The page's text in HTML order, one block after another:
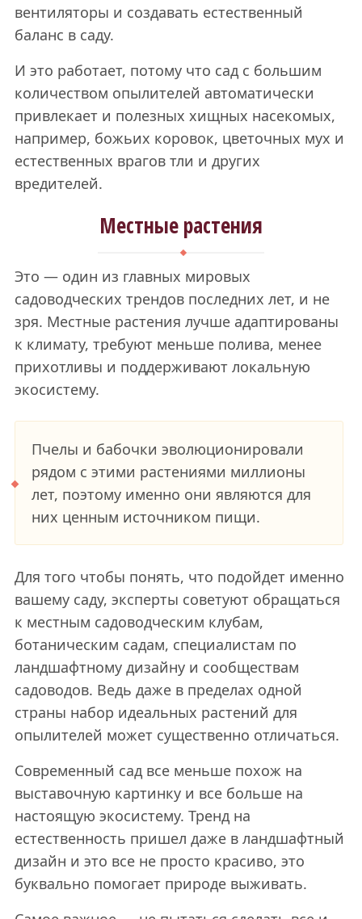
вентиляторы и создавать естественный
баланс в саду.
И это работает, потому что сад с большим
количеством опылителей автоматически
привлекает и полезных хищных насекомых,
например, божьих коровок, цветочных мух и
естественных врагов тли и других
вредителей.
Местные растения
Это — один из главных мировых
садоводческих трендов последних лет, и не
зря. Местные растения лучше адаптированы
к климату, требуют меньше полива, менее
прихотливы и поддерживают локальную
экосистему.
Пчелы и бабочки эволюционировали
рядом с этими растениями миллионы
лет, поэтому именно они являются для
них ценным источником пищи.
Для того чтобы понять, что подойдет именно
вашему саду, эксперты советуют обращаться
к местным садоводческим клубам,
ботаническим садам, специалистам по
ландшафтному дизайну и сообществам
садоводов. Ведь даже в пределах одной
страны набор идеальных растений для
опылителей может существенно отличаться.
Современный сад все меньше похож на
выставочную картинку и все больше на
настоящую экосистему. Тренд на
естественность пришел даже в ландшафтный
дизайн и это все не просто красиво, это
буквально помогает природе выживать.